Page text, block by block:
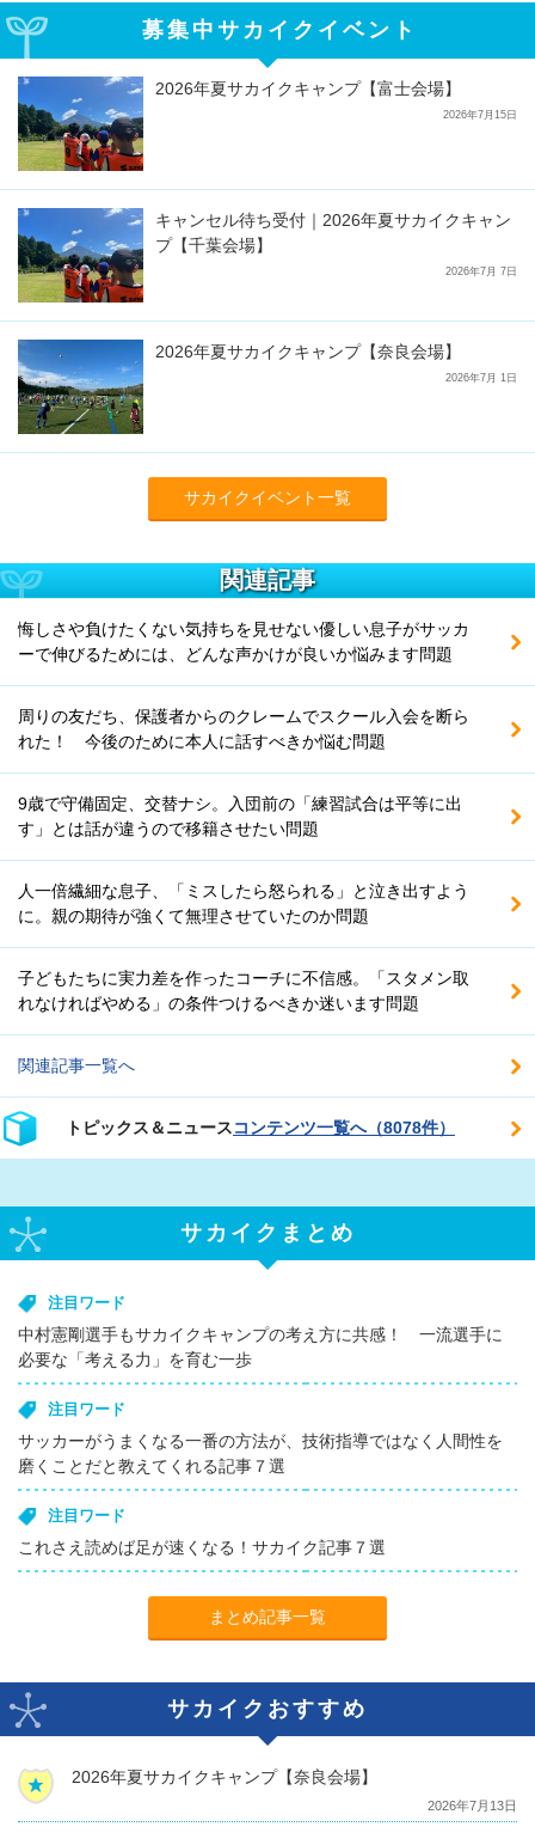
募集中サカイクイベント
2026年夏サカイクキャンプ【富士会場】
2026年7月15日
キャンセル待ち受付｜2026年夏サカイクキャン
プ【千葉会場】
2026年7月 7日
2026年夏サカイクキャンプ【奈良会場】
2026年7月 1日
サカイクイベント一覧
関連記事
悔しさや負けたくない気持ちを見せない優しい息子がサッカ
ーで伸びるためには、どんな声かけが良いか悩みます問題
周りの友だち、保護者からのクレームでスクール入会を断ら
れた！ 今後のために本人に話すべきか悩む問題
9歳で守備固定、交替ナシ。入団前の「練習試合は平等に出
す」とは話が違うので移籍させたい問題
人一倍繊細な息子、「ミスしたら怒られる」と泣き出すよう
に。親の期待が強くて無理させていたのか問題
子どもたちに実力差を作ったコーチに不信感。「スタメン取
れなければやめる」の条件つけるべきか迷います問題
関連記事一覧へ
トピックス＆ニュースコンテンツ一覧へ（8078件）
サカイクまとめ
注目ワード
中村憲剛選手もサカイクキャンプの考え方に共感！ 一流選手に
必要な「考える力」を育む一歩
注目ワード
サッカーがうまくなる一番の方法が、技術指導ではなく人間性を
磨くことだと教えてくれる記事７選
注目ワード
これさえ読めば足が速くなる！サカイク記事７選
まとめ記事一覧
サカイクおすすめ
2026年夏サカイクキャンプ【奈良会場】
2026年7月13日